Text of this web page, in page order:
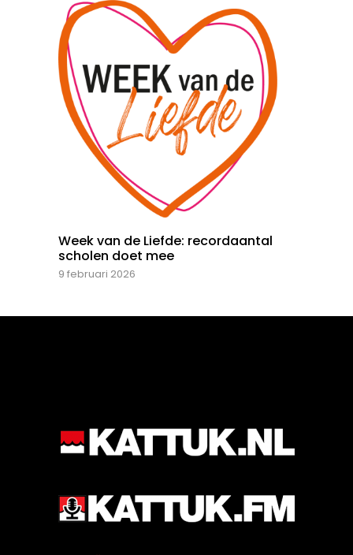
Week van de Liefde: recordaantal
scholen doet mee
9 februari 2026